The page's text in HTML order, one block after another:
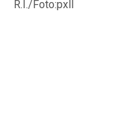
R.I./Foto:pxll